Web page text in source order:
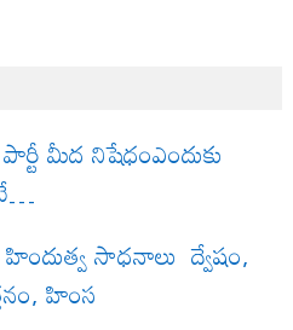
మీద నిషేధంఎందుకు
సాధనాలు ద్వేషం,
హింస